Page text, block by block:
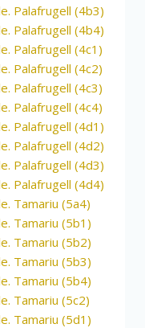
Palafrugell (4b3)
Palafrugell (4b4)
Palafrugell (4c1)
Palafrugell (4c2)
Palafrugell (4c3)
Palafrugell (4c4)
Palafrugell (4d1)
Palafrugell (4d2)
Palafrugell (4d3)
Palafrugell (4d4)
Tamariu (5a4)
Tamariu (5b1)
Tamariu (5b2)
Tamariu (5b3)
Tamariu (5b4)
Tamariu (5c2)
Tamariu (5d1)